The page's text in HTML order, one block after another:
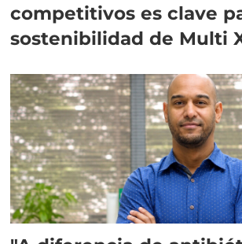
competitivos es clave
sostenibilidad de Multi